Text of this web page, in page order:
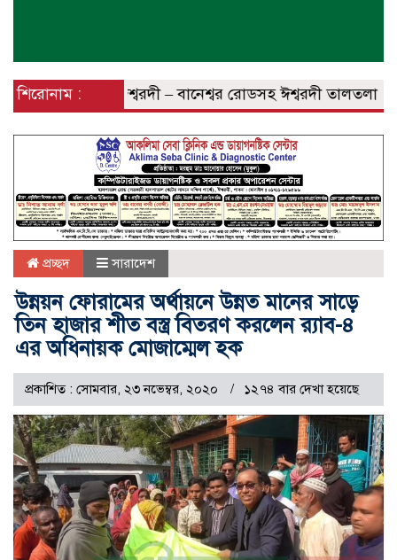
শিরোনাম :ঈশ্বরদী – বানেশ্বর রোডসহ ঈশ্বরদী তালতলা রোডের
প্রচ্ছদ সারাদেশ
উন্নয়ন ফোরামের অর্থায়নে উন্নত মানের সাড়ে
তিন হাজার শীত বস্ত্র বিতরণ করলেন র‌্যাব-৪
এর অধিনায়ক মোজাম্মেল হক
প্রকাশিত : সোমবার, ২৩ নভেম্বর, ২০২০ ১২৭৪ বার দেখা হয়েছে